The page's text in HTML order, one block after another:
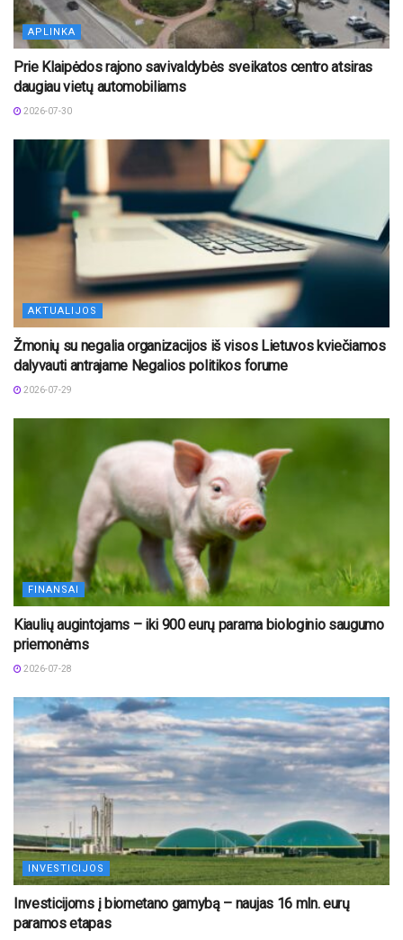
APLINKA
Prie Klaipėdos rajono savivaldybės sveikatos centro atsiras
daugiau vietų automobiliams
2026-07-30
AKTUALIJOS
Žmonių su negalia organizacijos iš visos Lietuvos kviečiamos
dalyvauti antrajame Negalios politikos forume
2026-07-29
FINANSAI
Kiaulių augintojams – iki 900 eurų parama biologinio saugumo
priemonėms
2026-07-28
INVESTICIJOS
Investicijoms į biometano gamybą – naujas 16 mln. eurų
paramos etapas